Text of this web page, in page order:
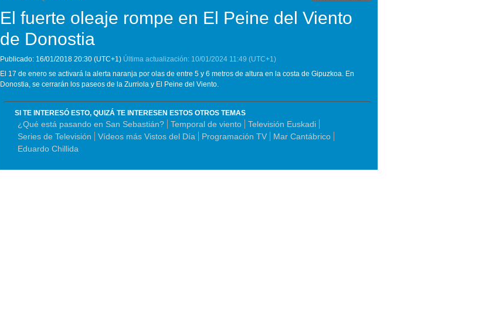
El fuerte oleaje rompe en El Peine del Viento
de Donostia
Publicado: 16/01/2018 20:30 (UTC+1) Última actualización: 10/01/2024 11:49 (UTC+1)
El 17 de enero se activará la alerta naranja por olas de entre 5 y 6 metros de altura en la costa de Gipuzkoa. En
Donostia, se cerrarán los paseos de la Zurriola y El Peine del Viento.
SI TE INTERESÓ ESTO, QUIZÁ TE INTERESEN ESTOS OTROS TEMAS
¿Qué está pasando en San Sebastián? Temporal de viento
Televisión Euskadi
Series de Televisión
Vídeos más Vistos del Día Programación TV
Mar Cantábrico
Eduardo Chillida